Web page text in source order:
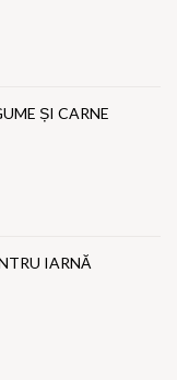
ȘI CARNE
IARNĂ